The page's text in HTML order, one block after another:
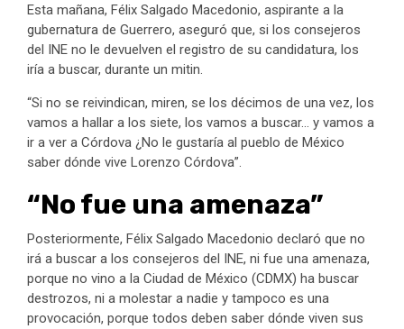
Esta mañana, Félix Salgado Macedonio, aspirante a la
gubernatura de Guerrero, aseguró que, si los consejeros
del INE no le devuelven el registro de su candidatura, los
iría a buscar, durante un mitin.
“Si no se reivindican, miren, se los décimos de una vez, los
vamos a hallar a los siete, los vamos a buscar… y vamos a
ir a ver a Córdova ¿No le gustaría al pueblo de México
saber dónde vive Lorenzo Córdova”.
“No fue una amenaza”
Posteriormente, Félix Salgado Macedonio declaró que no
irá a buscar a los consejeros del INE, ni fue una amenaza,
porque no vino a la Ciudad de México (CDMX) ha buscar
destrozos, ni a molestar a nadie y tampoco es una
provocación, porque todos deben saber dónde viven sus